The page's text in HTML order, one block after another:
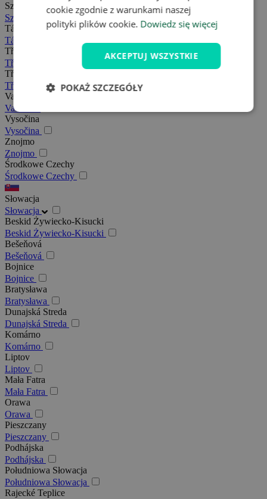
Szumawa
Szumawa
Tábor
Tábor
Třeboňsko
Třeboňsko
Třebíč
Třebíč
Valašsko
Valašsko
Vysočina
Vysočina
Znojmo
Znojmo
Środkowe Czechy
Środkowe Czechy
Słowacja
Słowacja
Beskid Żywiecko-Kisucki
Beskid Żywiecko-Kisucki
Bešeňová
Bešeňová
Bojnice
Bojnice
Bratysława
Bratysława
Dunajská Streda
Dunajská Streda
Komárno
Komárno
Liptov
Liptov
Mała Fatra
Mała Fatra
Orawa
Orawa
Pieszczany
Pieszczany
Podhájska
Podhájska
Południowa Słowacja
Południowa Słowacja
Rajecké Teplice
cookie zgodnie z warunkami naszej
polityki plików cookie. Dowiedz się więcej
AKCEPTUJ WSZYSTKIE
POKAŻ SZCZEGÓŁY